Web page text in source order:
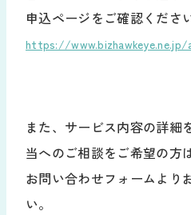
申込ページをご確認ください
https://
また、サービス内容の詳細
当へのご相談をご希望の方は
お問い合わせフォームより
い。